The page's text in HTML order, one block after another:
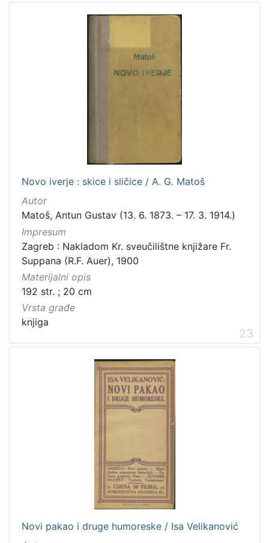
Novo iverje : skice i sličice / A. G. Matoš
Autor
Matoš, Antun Gustav (13. 6. 1873. – 17. 3. 1914.)
Impresum
Zagreb : Nakladom Kr. sveučilištne knjižare Fr.
Suppana (R.F. Auer), 1900
Materijalni opis
192 str. ; 20 cm
Vrsta građe
knjiga
23
Novi pakao i druge humoreske / Isa Velikanović